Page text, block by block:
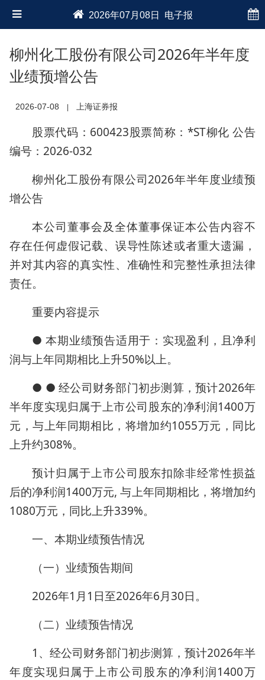
2026年07月08日 电子报
柳州化工股份有限公司2026年半年度
业绩预增公告
2026-07-08 上海证券报
股票代码：600423股票简称：*ST柳化 公告
编号：2026-032
柳州化工股份有限公司2026年半年度业绩预
增公告
本公司董事会及全体董事保证本公告内容不
存在任何虚假记载、误导性陈述或者重大遗漏，
并对其内容的真实性、准确性和完整性承担法律
责任。
重要内容提示
● 本期业绩预告适用于：实现盈利，且净利
润与上年同期相比上升50%以上。
● ● 经公司财务部门初步测算，预计2026年
半年度实现归属于上市公司股东的净利润1400万
元，与上年同期相比，将增加约1055万元，同比
上升约308%。
预计归属于上市公司股东扣除非经常性损益
后的净利润1400万元, 与上年同期相比，将增加约
1080万元，同比上升339%。
一、本期业绩预告情况
（一）业绩预告期间
2026年1月1日至2026年6月30日。
（二）业绩预告情况
1、经公司财务部门初步测算，预计2026年半
年度实现归属于上市公司股东的净利润1400万